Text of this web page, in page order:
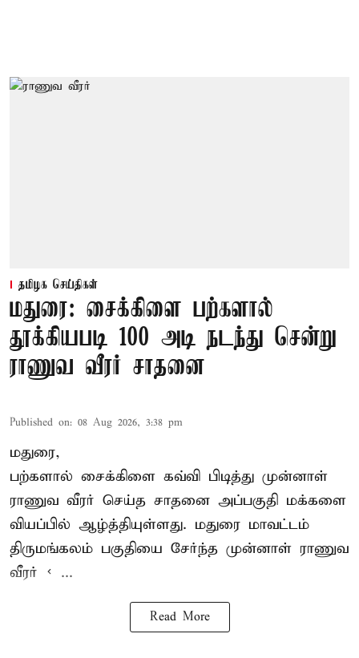
தமிழக செய்திகள்
மதுரை: சைக்கிளை பற்களால்
தூக்கியபடி 100 அடி நடந்து சென்று
ராணுவ வீரர் சாதனை
Published on: 08 Aug 2026, 3:38 pm
மதுரை,
பற்களால் சைக்கிளை கவ்வி பிடித்து முன்னாள்
ராணுவ வீரர் செய்த சாதனை அப்பகுதி மக்களை
வியப்பில் ஆழ்த்தியுள்ளது. மதுரை மாவட்டம்
திருமங்கலம் பகுதியை சேர்ந்த முன்னாள் ராணுவ
வீரர் < ...
Read More